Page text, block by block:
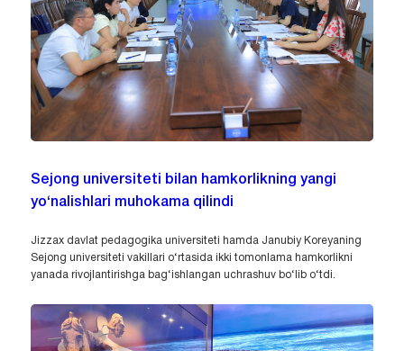
Sejong universiteti bilan hamkorlikning yangi
yo‘nalishlari muhokama qilindi
Jizzax davlat pedagogika universiteti hamda Janubiy Koreyaning
Sejong universiteti vakillari o‘rtasida ikki tomonlama hamkorlikni
yanada rivojlantirishga bag‘ishlangan uchrashuv bo‘lib o‘tdi.